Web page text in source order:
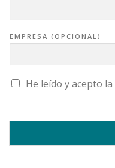
EMPRESA (OPCIONAL)
C
A
L
D
He leído y acepto la